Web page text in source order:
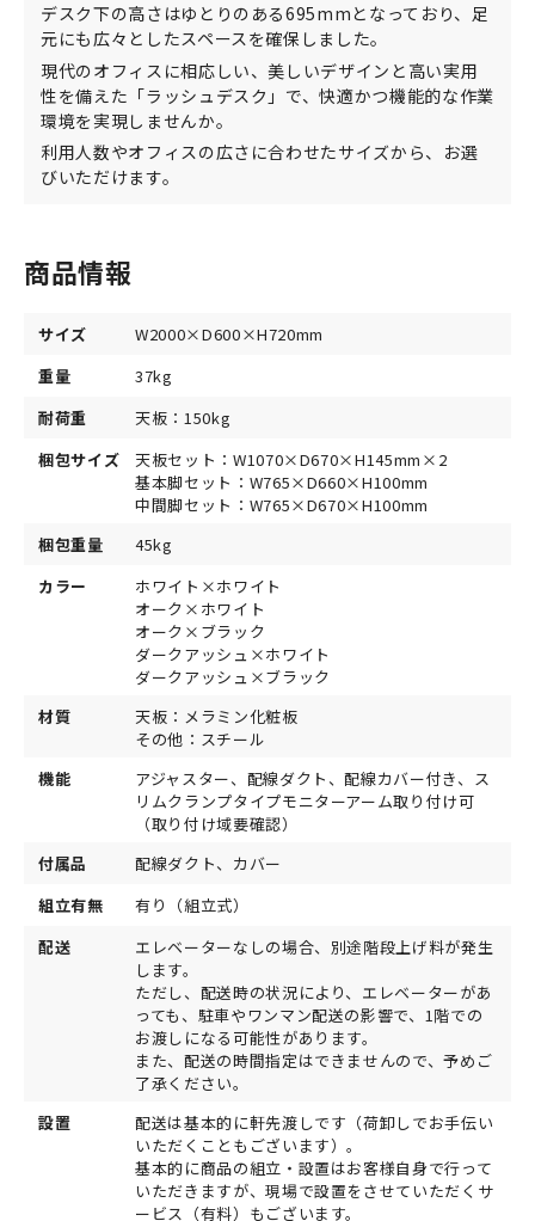
デスク下の高さはゆとりのある695mmとなっており、足
元にも広々としたスペースを確保しました。
現代のオフィスに相応しい、美しいデザインと高い実用
性を備えた「ラッシュデスク」で、快適かつ機能的な作業
環境を実現しませんか。
利用人数やオフィスの広さに合わせたサイズから、お選
びいただけます。
商品情報
サイズ
W2000×D600×H720mm
重量
37kg
耐荷重
天板：150kg
梱包サイズ
天板セット：W1070×D670×H145mm×2
基本脚セット：W765×D660×H100mm
中間脚セット：W765×D670×H100mm
梱包重量
45kg
カラー
ホワイト×ホワイト
オーク×ホワイト
オーク×ブラック
ダークアッシュ×ホワイト
ダークアッシュ×ブラック
材質
天板：メラミン化粧板
その他：スチール
機能
アジャスター、配線ダクト、配線カバー付き、ス
リムクランプタイプモニターアーム取り付け可
（取り付け域要確認）
付属品
配線ダクト、カバー
組立有無
有り（組立式）
配送
エレベーターなしの場合、別途階段上げ料が発生
します。
ただし、配送時の状況により、エレベーターがあ
っても、駐車やワンマン配送の影響で、1階での
お渡しになる可能性があります。
また、配送の時間指定はできませんので、予めご
了承ください。
設置
配送は基本的に軒先渡しです（荷卸しでお手伝い
いただくこともございます）。
基本的に商品の組立・設置はお客様自身で行って
いただきますが、現場で設置をさせていただくサ
ービス（有料）もございます。